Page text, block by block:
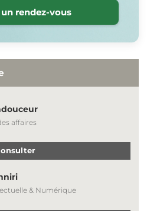
un rendez-vous
affaires
& Numérique